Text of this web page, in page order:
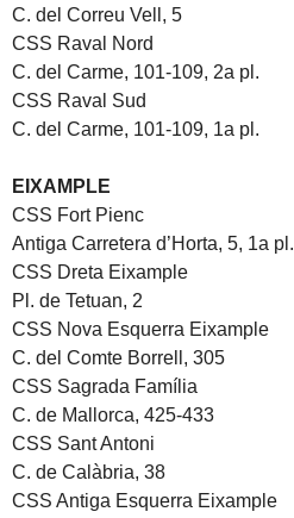
C. del Correu Vell, 5
CSS Raval Nord
C. del Carme, 101-109, 2a pl.
CSS Raval Sud
C. del Carme, 101-109, 1a pl.
EIXAMPLE
CSS Fort Pienc
Antiga Carretera d’Horta, 5, 1a pl.
CSS Dreta Eixample
Pl. de Tetuan, 2
CSS Nova Esquerra Eixample
C. del Comte Borrell, 305
CSS Sagrada Família
C. de Mallorca, 425-433
CSS Sant Antoni
C. de Calàbria, 38
CSS Antiga Esquerra Eixample